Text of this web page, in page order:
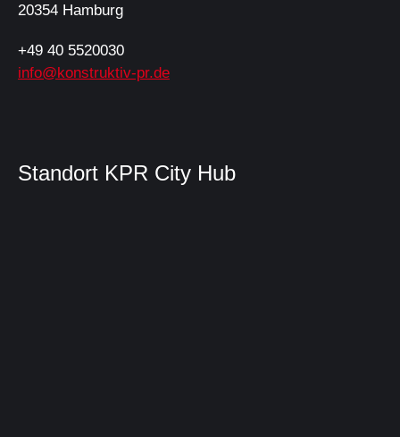
20354 Hamburg
+49 40 5520030
info@konstruktiv-pr.de
Standort KPR City Hub